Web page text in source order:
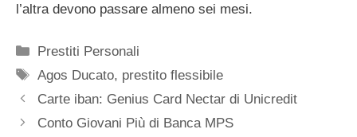
l’altra devono passare almeno sei mesi.
Categorie
Prestiti Personali
Tag
Agos Ducato, prestito flessibile
Carte iban: Genius Card Nectar di Unicredit
Conto Giovani Più di Banca MPS